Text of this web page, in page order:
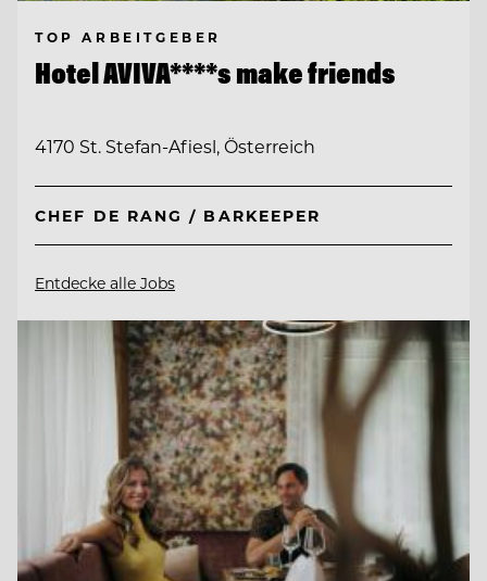
TOP ARBEITGEBER
Hotel AVIVA****s make friends
4170 St. Stefan-Afiesl, Österreich
CHEF DE RANG / BARKEEPER
Entdecke alle Jobs